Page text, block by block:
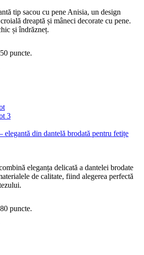
tip sacou cu pene Anisia, un design
dreaptă și mâneci decorate cu pene.
și îndrăzneț.
puncte.
elegantă din dantelă brodată pentru fetițe
eleganța delicată a dantelei brodate
de calitate, fiind alegerea perfectă
puncte.